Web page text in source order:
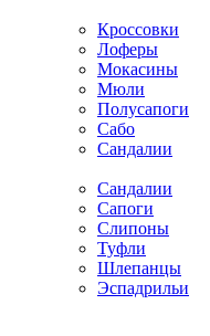
Кроссовки
Лоферы
Мокасины
Мюли
Полусапоги
Сабо
Сандалии
Сандалии
Сапоги
Слипоны
Туфли
Шлепанцы
Эспадрильи